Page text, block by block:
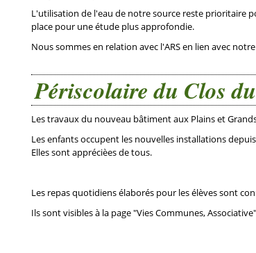
L'utilisation de l'eau de notre source reste prioritaire
place pour une étude plus approfondie.
Nous sommes en relation avec l'ARS en lien avec
Périscolaire du Clos
Les travaux du nouveau bâtiment aux Plains et
Les enfants occupent les nouvelles installations
Elles sont apprécièes de tous.
Les repas quotidiens élaborés pour les élèves sont
Ils sont visibles à la page "Vies Communes,